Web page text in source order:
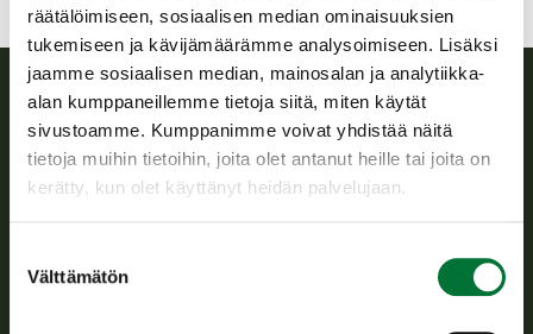
räätälöimiseen, sosiaalisen median ominaisuuksien
tukemiseen ja kävijämäärämme analysoimiseen. Lisäksi
jaamme sosiaalisen median, mainosalan ja analytiikka-
alan kumppaneillemme tietoja siitä, miten käytät
sivustoamme. Kumppanimme voivat yhdistää näitä
tietoja muihin tietoihin, joita olet antanut heille tai joita on
kerätty, kun olet käyttänyt heidän palvelujaan.
valinta
Välttämätön
Suomen riistakeskus
Suomen riistakeskus edistää kestävää riistataloutta, tukee